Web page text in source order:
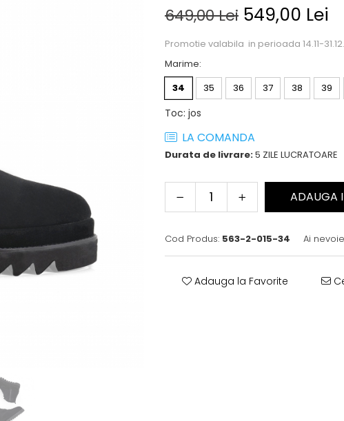
649,00 Lei 549,00 Lei
Promotie valabila in perioada 14.11-
Marime:
34
35 36 37 38 39
Toc: jos
LA COMANDA
Durata de livrare:5 ZILE LUCRATOARE
ADAUGA
Cod Produs: 563-2-015-34 Ai
Adauga la Favorite